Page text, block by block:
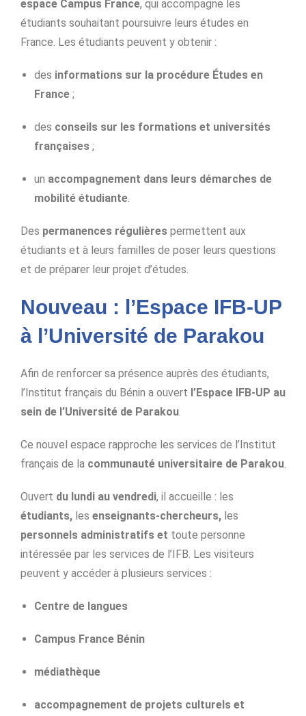
espace Campus France, qui accompagne les
étudiants souhaitant poursuivre leurs études en
France. Les étudiants peuvent y obtenir :
des informations sur la procédure Études en
France ;
des conseils sur les formations et universités
françaises ;
un accompagnement dans leurs démarches de
mobilité étudiante.
Des permanences régulières permettent aux
étudiants et à leurs familles de poser leurs questions
et de préparer leur projet d’études.
Nouveau : l’Espace IFB-UP
à l’Université de Parakou
Afin de renforcer sa présence auprès des étudiants,
l’Institut français du Bénin a ouvert l’Espace IFB-UP au
sein de l’Université de Parakou.
Ce nouvel espace rapproche les services de l’Institut
français de la communauté universitaire de Parakou.
Ouvert du lundi au vendredi, il accueille : les
étudiants, les enseignants-chercheurs, les
personnels administratifs et toute personne
intéressée par les services de l’IFB. Les visiteurs
peuvent y accéder à plusieurs services :
Centre de langues
Campus France Bénin
médiathèque
accompagnement de projets culturels et